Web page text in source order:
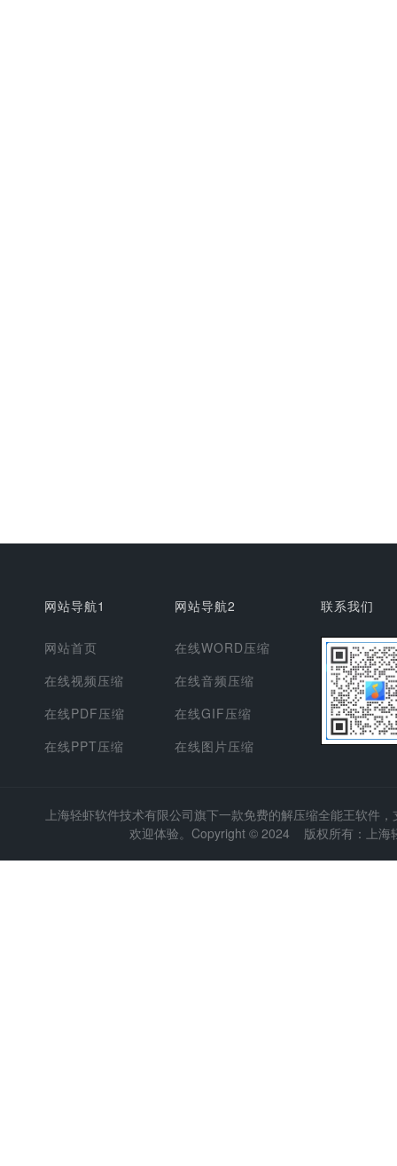
网站导航1
网站首页
在线视频压缩
在线PDF压缩
在线PPT压缩
网站导航2
在线WORD压缩
在线音频压缩
在线GIF压缩
在线图片压缩
联系我们
上海轻虾软件技术有限公司旗下一款免费的解压缩全能王软件
欢迎体验。Copyright © 2024 版权所有：上